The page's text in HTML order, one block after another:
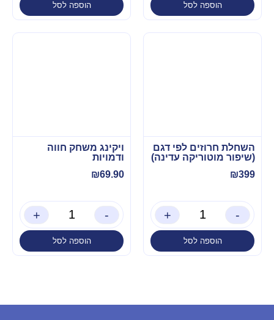
הוספה לסל הוספה לסל
השחלת חרוזים לפי דגם
(שיפור מוטוריקה עדינה)
₪399
-
+
הוספה לסל
ויקינג משחק חווה
ודמויות
₪69.90
-
+
הוספה לסל